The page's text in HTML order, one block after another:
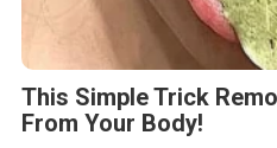
This Simple Trick
From Your Body!